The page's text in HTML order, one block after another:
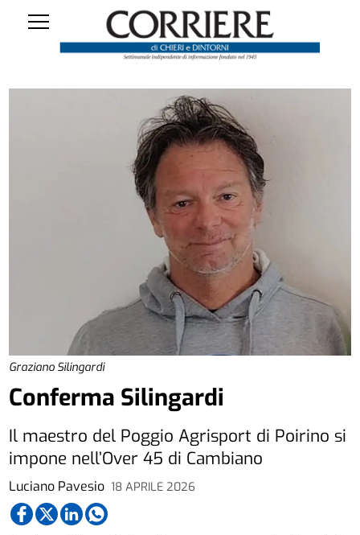
Graziano Silingardi
Luciano Pavesio 18 APRILE 2026
Conferma Silingardi
Il maestro del Poggio Agrisport di Poirino si
impone nell’Over 45 di Cambiano